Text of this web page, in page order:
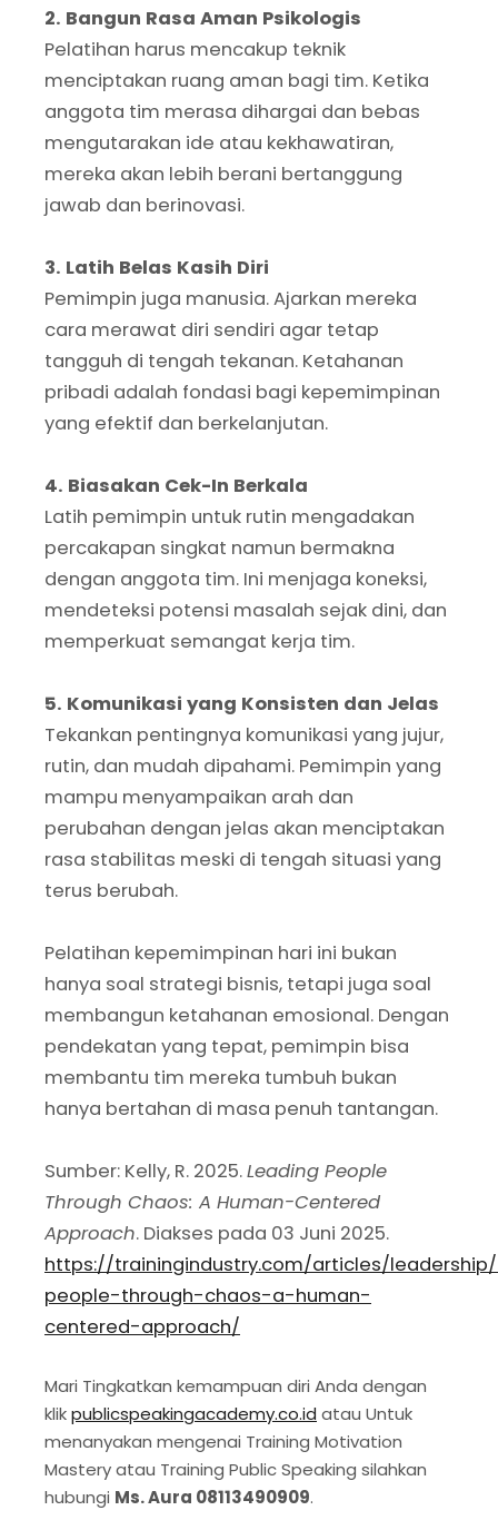
2. Bangun Rasa Aman Psikologis
Pelatihan harus mencakup teknik
menciptakan ruang aman bagi tim. Ketika
anggota tim merasa dihargai dan bebas
mengutarakan ide atau kekhawatiran,
mereka akan lebih berani bertanggung
jawab dan berinovasi.
3. Latih Belas Kasih Diri
Pemimpin juga manusia. Ajarkan mereka
cara merawat diri sendiri agar tetap
tangguh di tengah tekanan. Ketahanan
pribadi adalah fondasi bagi kepemimpinan
yang efektif dan berkelanjutan.
4. Biasakan Cek-In Berkala
Latih pemimpin untuk rutin mengadakan
percakapan singkat namun bermakna
dengan anggota tim. Ini menjaga koneksi,
mendeteksi potensi masalah sejak dini, dan
memperkuat semangat kerja tim.
5. Komunikasi yang Konsisten dan Jelas
Tekankan pentingnya komunikasi yang jujur,
rutin, dan mudah dipahami. Pemimpin yang
mampu menyampaikan arah dan
perubahan dengan jelas akan menciptakan
rasa stabilitas meski di tengah situasi yang
terus berubah.
Pelatihan kepemimpinan hari ini bukan
hanya soal strategi bisnis, tetapi juga soal
membangun ketahanan emosional. Dengan
pendekatan yang tepat, pemimpin bisa
membantu tim mereka tumbuh bukan
hanya bertahan di masa penuh tantangan.
Sumber: Kelly, R. 2025.Leading People
Through Chaos: A Human-Centered
Approach. Diakses pada 03 Juni 2025.
https://trainingindustry.com/articles/
people-through-chaos-a-human-
centered-approach/
Mari Tingkatkan kemampuan diri Anda dengan
klikpublicspeakingacademy.co.id atau Untuk
menanyakan mengenai Training Motivation
Mastery atau Training Public Speaking silahkan
hubungi Ms. Aura 08113490909.